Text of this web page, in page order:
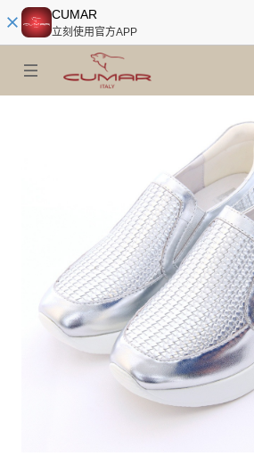
CUMAR
立刻使用官方APP